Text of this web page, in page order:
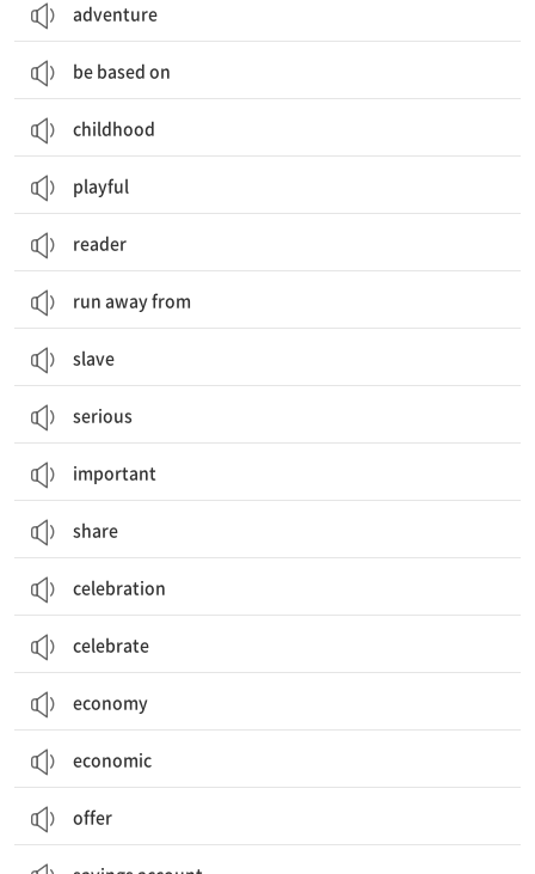
adventure
be based on
childhood
playful
reader
run away from
slave
serious
important
share
celebration
celebrate
economy
economic
offer